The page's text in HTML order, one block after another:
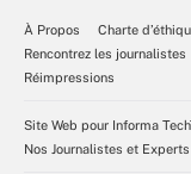
À Propos
Charte
Rencontrez les journalistes
Réimpressions
Site Web pour Informa
Nos Journalistes et Experts